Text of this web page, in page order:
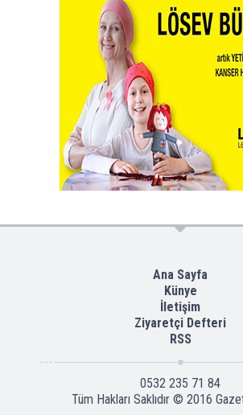
Ana Sayfa
Künye
İletişim
Ziyaretçi Defteri
RSS
0532 235 71 84
Tüm Hakları Saklıdır © 2016